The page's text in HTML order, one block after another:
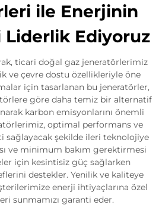
ile Enerjinin
Liderlik Ediyoruz
ticari doğal gaz jeneratörlerimiz
ve çevre dostu özellikleriyle öne
için tasarlanan bu jeneratörler,
göre daha temiz bir alternatif
karbon emisyonlarını önemli
optimal performans ve
sağlayacak şekilde ileri teknolojiye
ve minimum bakım gerektirmesi
için kesintisiz güç sağlarken
destekler. Yenilik ve kaliteye
enerji ihtiyaçlarına özel
sunmamızı garanti eder.